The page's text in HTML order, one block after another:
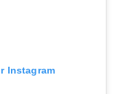
Instagram